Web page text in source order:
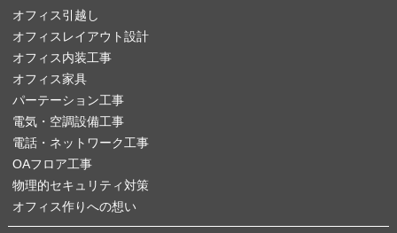
オフィス引越し
オフィスレイアウト設計
オフィス内装工事
オフィス家具
パーテーション工事
電気・空調設備工事
電話・ネットワーク工事
OAフロア工事
物理的セキュリティ対策
オフィス作りへの想い